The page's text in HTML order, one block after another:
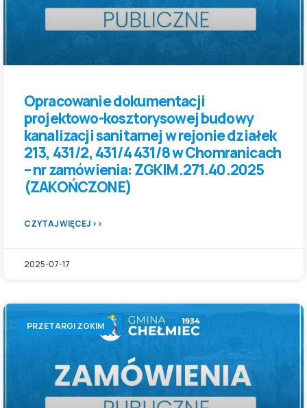
Opracowanie dokumentacji
projektowo-kosztorysowej budowy
kanalizacji sanitarnej w rejonie działek
213, 431/2, 431/4 431/8 w Chomranicach
– nr zamówienia: ZGKIM.271.40.2025
(ZAKOŃCZONE)
CZYTAJ WIĘCEJ >>
2025-07-17
PRZETARGI ZGKIM